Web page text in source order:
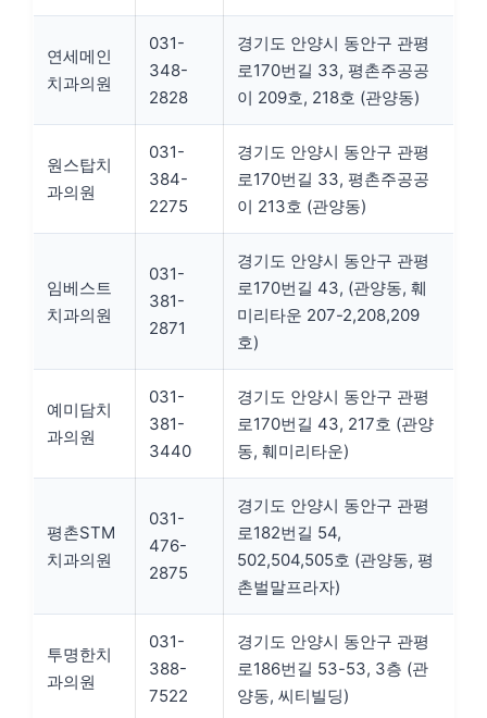
연세메인
치과의원
031-
348-
2828
경기도 안양시 동안구 관평
로170번길 33, 평촌주공공
이 209호, 218호 (관양동)
원스탑치
과의원
031-
384-
2275
경기도 안양시 동안구 관평
로170번길 33, 평촌주공공
이 213호 (관양동)
임베스트
치과의원
031-
381-
2871
경기도 안양시 동안구 관평
로170번길 43, (관양동, 훼
미리타운 207-2,208,209
호)
예미담치
과의원
031-
381-
3440
경기도 안양시 동안구 관평
로170번길 43, 217호 (관양
동, 훼미리타운)
평촌STM
치과의원
031-
476-
2875
경기도 안양시 동안구 관평
로182번길 54,
502,504,505호 (관양동, 평
촌벌말프라자)
투명한치
과의원
031-
388-
7522
경기도 안양시 동안구 관평
로186번길 53-53, 3층 (관
양동, 씨티빌딩)